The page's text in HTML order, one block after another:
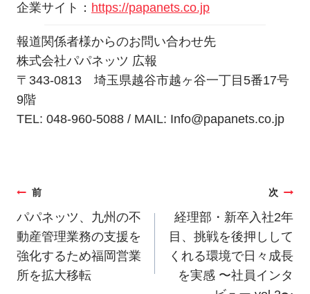
企業サイト： https://papanets.co.jp
報道関係者様からのお問い合わせ先
株式会社パパネッツ 広報
〒343-0813 埼玉県越谷市越ヶ谷一丁目5番17号
9階
TEL: 048-960-5088 / MAIL: Info@papanets.co.jp
投
稿
ナ
ビ
前
パパネッツ、九州の不
動産管理業務の支援を
強化するため福岡営業
所を拡大移転
次
経理部・新卒入社2年
目、挑戦を後押しして
くれる環境で日々成長
を実感 〜社員インタ